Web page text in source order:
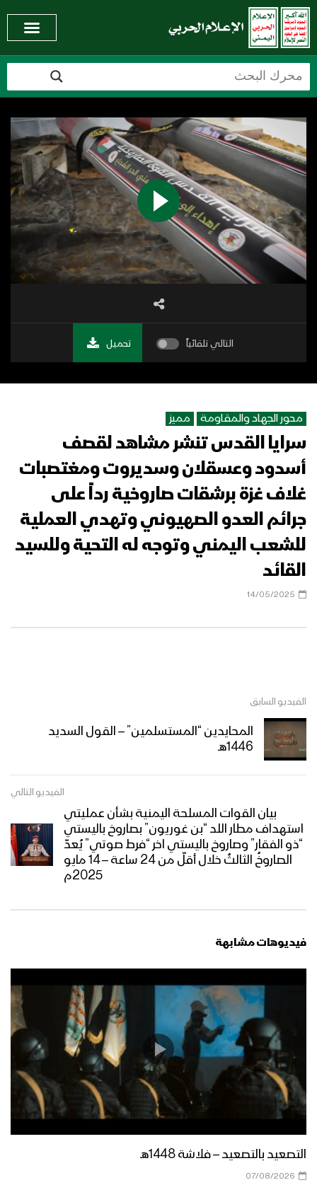
التالي تلقائياً تحميل
محور الجهاد والمقاومة مميز
سرايا القدس تنشر مشاهد لقصف
أسدود وعسقلان وسديروت ومغتصبات
غلاف غزة برشقات صاروخية رداً على
جرائم العدو الصهيوني وتهدي العملية
للشعب اليمني وتوجه له التحية وللسيد
القائد
14/05/2025
الفيديو السابق
المحايدين “المستسلمين” – القول السديد
1446هـ
الفيديو التالي
بيان القوات المسلحة اليمنية بشأن عمليتي
استهداف مطار اللد “بن غوريون” بصاروخ باليستي
“ذو الفقار” وصاروخ باليستي اخر “فرط صوتي” يُعدّ
الصاروخُ الثالثُ خلال أقلّ من 24 ساعة – 14 مايو
2025م
فيديوهات مشابهة
التصعيد بالتصعيد – فلاشة 1448هـ
07/08/2026